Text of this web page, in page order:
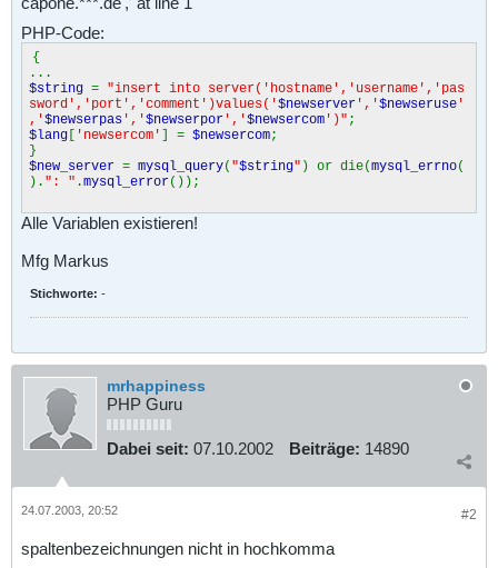
PHP-Code:
{
...
$string = "insert into server('hostname','username','pas
sword','port','comment')values('$newserver ','$newseruse '
,'$newserpas ','$newserpor ','$newsercom ')" ;
$lang [ 'newsercom' ] = $newsercom;
}
$new_server = mysql_query( "$string" ) or die(mysql_errno(
). ": " .mysql_error());
Alle Variablen existieren!
Mfg Markus
Stichworte: -
mrhappiness
PHP Guru
Dabei seit: 07.10.2002 Beiträge: 14890
#2
24.07.2003, 20:52
spaltenbezeichnungen nicht in hochkomma